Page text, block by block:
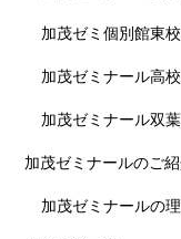
加茂ゼミ個別館東校
加茂ゼミナール高
加茂ゼミナール双
加茂ゼミナールのご
加茂ゼミナールの